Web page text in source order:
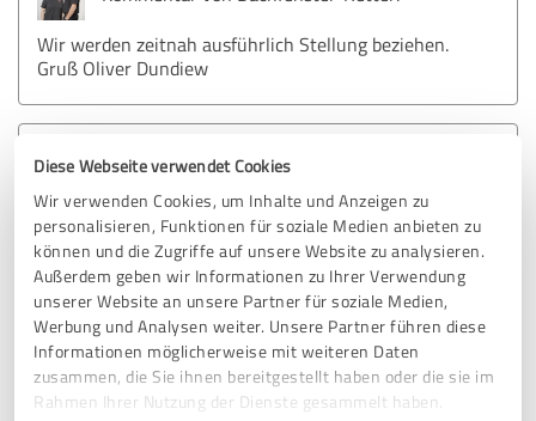
Diese Webseite verwendet Cookies
Wir verwenden Cookies, um Inhalte und Anzeigen zu
personalisieren, Funktionen für soziale Medien anbieten zu
können und die Zugriffe auf unsere Website zu analysieren.
Außerdem geben wir Informationen zu Ihrer Verwendung
unserer Website an unsere Partner für soziale Medien,
Werbung und Analysen weiter. Unsere Partner führen diese
Informationen möglicherweise mit weiteren Daten
zusammen, die Sie ihnen bereitgestellt haben oder die sie im
Rahmen Ihrer Nutzung der Dienste gesammelt haben.
Wir werden zeitnah ausführlich Stellung beziehen.
Gruß Oliver Dundiew
1,85 von 5
AUSREICHEND
Bewertung zu:
Reparaturen und Wartungen von VELUX und
Roto Dachfenstern.
12.10.2023 Günter B.